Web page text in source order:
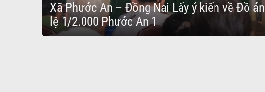
Xã Phước An – Đồng Nai Lấy ý kiến về Đồ
lệ 1/2.000 Phước An 1